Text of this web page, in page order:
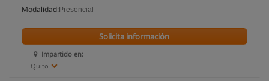
Modalidad: Presencial
Impartido en:
Quito
Solicita información